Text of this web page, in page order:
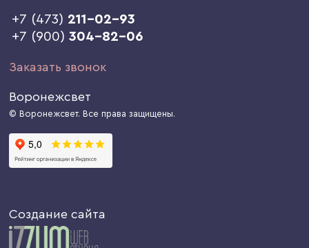
+7 (473) 211-02-93
+7 (900)304-82-06
Заказать звонок
Воронежсвет
© Воронежсвет. Все права защищены.
Создание сайта